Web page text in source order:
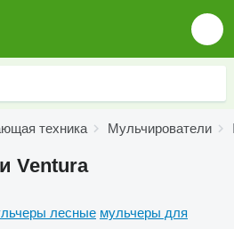
техника Мульчирователи
Ventura
лесные мульчеры для